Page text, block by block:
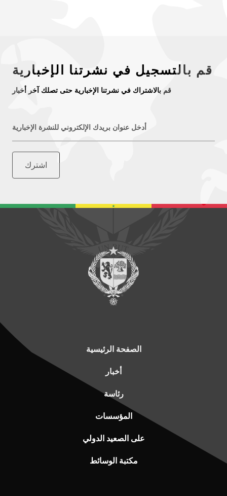
قم بالتسجيل في نشرتنا الإخبارية
قم بالاشتراك في نشرتنا الإخبارية حتى تصلك آخر أخبار
أدخل عنوان بريدك الإلكتروني للنشرة الإخبارية
اشترك
الصفحة الرئيسية
أخبار
رئاسة
المؤسسات
على الصعيد الدولي
مكتبة الوسائط